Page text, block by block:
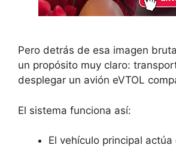
Pero detrás de esa imagen
un propósito muy claro:
desplegar un avión eVTOL
El sistema funciona así:
El vehículo principal